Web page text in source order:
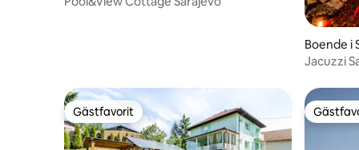
Boende i
Jacuzzi
Gästfavorit
Gästfavorit